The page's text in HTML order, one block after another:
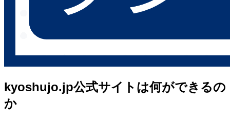
kyoshujo.jp公式サイトは何ができるの
か